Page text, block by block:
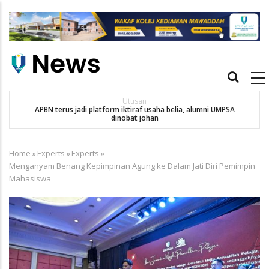
main
Main
Utusan
APBN terus jadi platform iktiraf usaha belia, alumni UMPSA
dinobat johan
Breadcrumb
Home »Experts »Experts »
Menganyam Benang Kepimpinan Agung ke Dalam Jati Diri Pemimpin
Mahasiswa